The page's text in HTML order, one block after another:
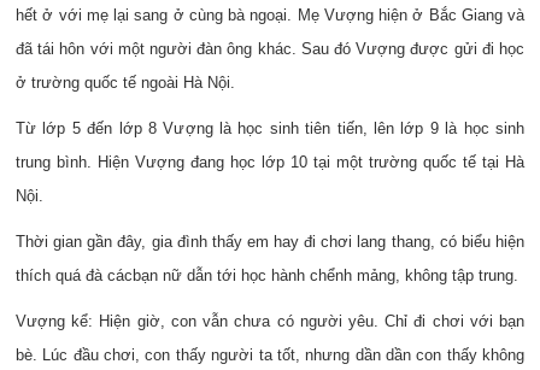
hết ở với mẹ lại sang ở cùng bà ngoại. Mẹ Vượng hiện ở Bắc Giang và
đã tái hôn với một người đàn ông khác. Sau đó Vượng được gửi đi học
ở trường quốc tế ngoài Hà Nội.
Từ lớp 5đến lớp 8 Vượng l à học sinh tiên tiến, lên lớp 9 là học sinh
trung bình. Hiện Vượng đang học lớp 10 tại một trường quốc tế tại Hà
Nội.
Thời gian gần đây, gia đình thấy em hay đi chơi lang thang, có biểu hiện
thích quá đà các bạn nữ dẫn tới học hành chểnh mảng, không tập trung.
Vượng kể: Hiện giờ, convẫnchưa có người yêu. Chỉđi chơi với bạn
bè. Lúc đầu chơi, con thấy người ta tốt, nhưng dần dần con thấy không